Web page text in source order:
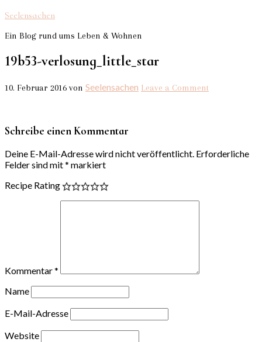
Seelensachen
Ein Blog rund ums Leben & Wohnen
19b53-verlosung_little_star
10. Februar 2016 von Seelensachen Leave a Comment
Schreibe einen Kommentar
Deine E-Mail-Adresse wird nicht veröffentlicht. Erforderliche
Felder sind mit* markiert
Recipe Rating
Kommentar*
Name
E-Mail-Adresse
Website